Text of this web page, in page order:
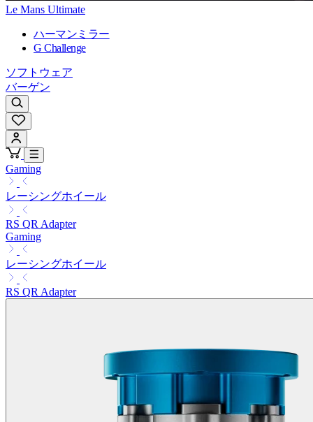
Le Mans Ultimate
ハーマンミラー
G Challenge
ソフトウェア
バーゲン
Gaming
レーシングホイール
RS QR Adapter
Gaming
レーシングホイール
RS QR Adapter